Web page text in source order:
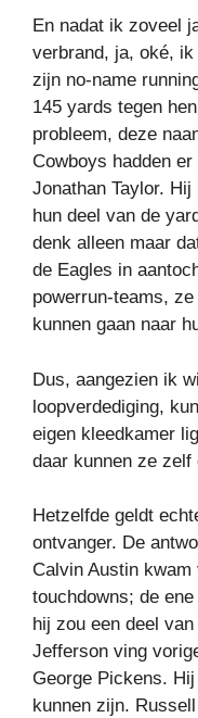
En nadat ik zoveel
verbrand, ja, oké,
zijn no-name
145 yards tegen
probleem, deze
Cowboys hadden
Jonathan Taylor.
hun deel van de
denk alleen maar
de Eagles in
powerrun-teams,
kunnen gaan naar
Dus, aangezien ik
loopverdediging,
eigen kleedkamer
daar kunnen ze zelf
Hetzelfde geldt
ontvanger. De
Calvin Austin
touchdowns; de
hij zou een deel
Jefferson ving
George Pickens.
kunnen zijn.